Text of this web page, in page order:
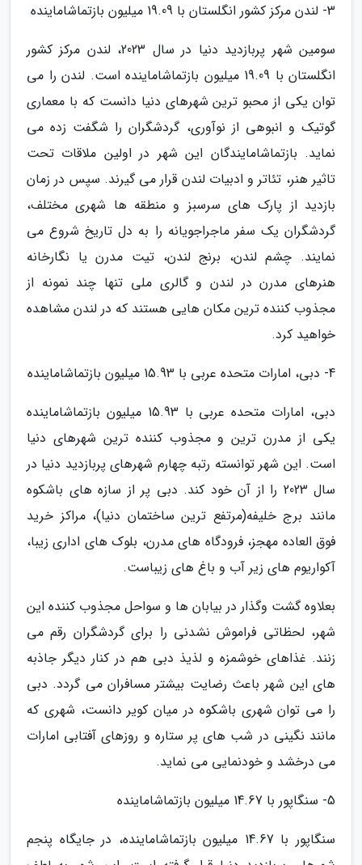
3- لندن مرکز کشور انگلستان با 19.09 میلیون بازتماشاماینده
سومین شهر پربازدید دنیا در سال 2023، لندن مرکز کشور
انگلستان با 19.09 میلیون بازتماشاماینده است. لندن را می
توان یکی از محبو ترین شهرهای دنیا دانست که با معماری
گوتیک و انبوهی از نوآوری، گردشگران را شگفت زده می
نماید. بازتماشامایندگان این شهر در اولین ملاقات تحت
تاثیر هنر، تئاتر و ادبیات لندن قرار می گیرند. سپس در زمان
بازدید از پارک های سرسبز و منطقه ها شهری مختلف،
گردشگران یک سفر ماجراجویانه را به دل تاریخ شروع می
نمایند. چشم لندن، برنج لندن، تیت مدرن یا نگارخانه
هنرهای مدرن در لندن و گالری ملی تنها چند نمونه از
مجذوب کننده ترین مکان هایی هستند که در لندن مشاهده
خواهید کرد.
4- دبی، امارات متحده عربی با 15.93 میلیون بازتماشاماینده
دبی، امارات متحده عربی با 15.93 میلیون بازتماشاماینده
یکی از مدرن ترین و مجذوب کننده ترین شهرهای دنیا
است. این شهر توانسته رتبه چهارم شهرهای پربازدید دنیا در
سال 2023 را از آن خود کند. دبی پر از سازه های باشکوه
مانند برج خلیفه(مرتفع ترین ساختمان دنیا)، مراکز خرید
فوق العاده مهجز، فرودگاه های مدرن، بلوک های اداری زیبا،
آکواریوم های زیر آب و باغ های زیباست.
بعلاوه گشت وگذار در بیابان ها و سواحل مجذوب کننده این
شهر، لحظاتی فراموش نشدنی را برای گردشگران رقم می
زنند. غذاهای خوشمزه و لذیذ دبی هم در کنار دیگر جاذبه
های این شهر باعث رضایت بیشتر مسافران می گردد. دبی
را می توان شهری باشکوه در میان کویر دانست، شهری که
مانند نگینی در شب های پر ستاره و روزهای آفتابی امارات
می درخشد و خودنمایی می نماید.
5- سنگاپور با 14.67 میلیون بازتماشاماینده
سنگاپور با 14.67 میلیون بازتماشاماینده، در جایگاه پنجم